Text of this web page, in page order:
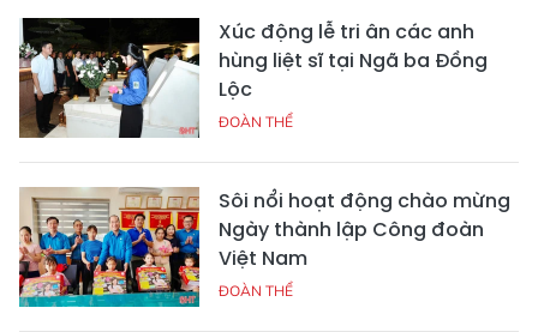
Xúc động lễ tri ân các anh
hùng liệt sĩ tại Ngã ba Đồng
Lộc
ĐOÀN THỂ
Sôi nổi hoạt động chào mừng
Ngày thành lập Công đoàn
Việt Nam
ĐOÀN THỂ